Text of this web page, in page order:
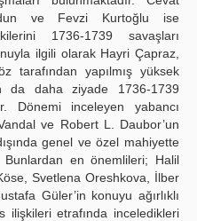
ve Fevzi Kurtoğlu ise
1736-1739 savaşları
ilgili olarak Hayri Çapraz,
tarafından yapılmış yüksek
da daha ziyade 1736-1739
Dönemi inceleyen yabancı
ve Robert L. Daubor’un
genel ve özel mahiyette
Bunlardan en önemlileri; Halil
Svetlena Oreshkova, İlber
Güler’in konuyu ağırlıklı
ilişkileri etrafında inceledikleri